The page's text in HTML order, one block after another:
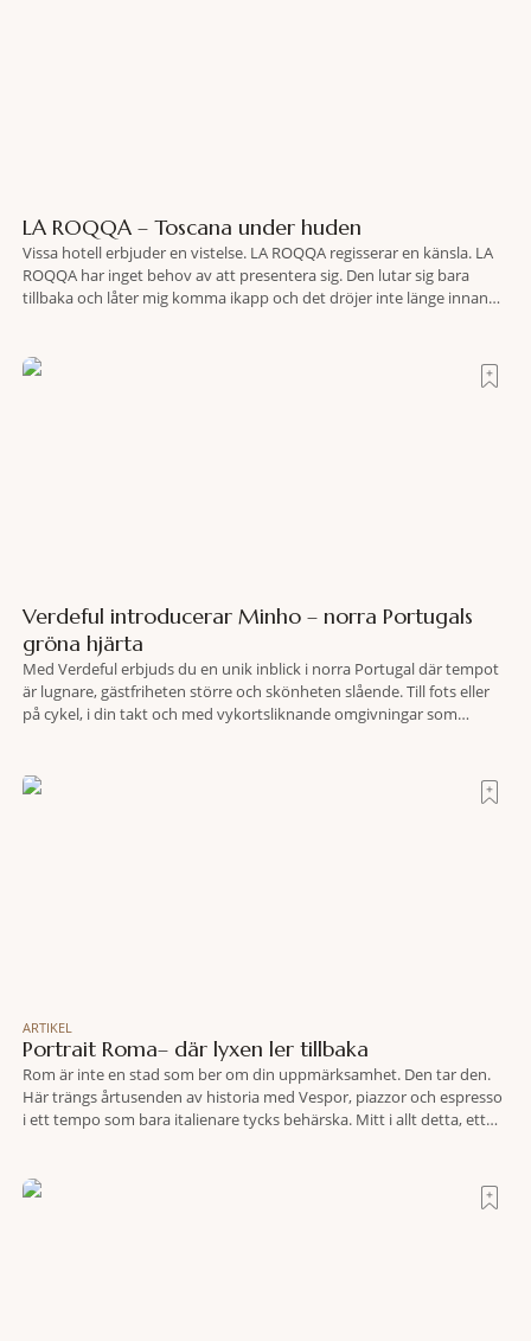
LA ROQQA – Toscana under huden
Vissa hotell erbjuder en vistelse. LA ROQQA regisserar en känsla. LA
ROQQA har inget behov av att presentera sig. Den lutar sig bara
tillbaka och låter mig komma ikapp och det dröjer inte länge innan
Verdeful introducerar Minho – norra Portugals
gröna hjärta
Med Verdeful erbjuds du en unik inblick i norra Portugal där tempot
är lugnare, gästfriheten större och skönheten slående. Till fots eller
på cykel, i din takt och med vykortsliknande omgivningar som
travel när det
ARTIKEL
Portrait Roma– där lyxen ler tillbaka
Rom är inte en stad som ber om din uppmärksamhet. Den tar den.
Här trängs årtusenden av historia med Vespor, piazzor och espresso
i ett tempo som bara italienare tycks behärska. Mitt i allt detta, ett